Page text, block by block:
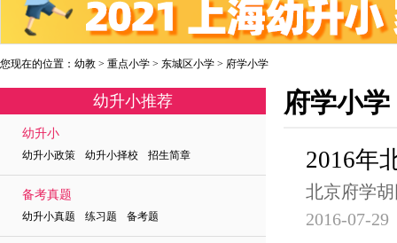
您现在的位置： 幼教 > 重点小学 > 东城区小学 > 府学小学
幼升小推荐
幼升小
幼升小政策 幼升小择校 招生简章
备考真题
幼升小真题 练习题 备考题
府学小学
2016年
北京府学胡
2016-07-29